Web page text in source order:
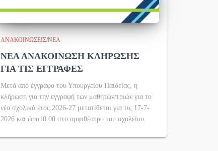
ΑΝΑΚΟΙΝΏΣΕΙΣ/ΝΈΑ
ΝΕΑ ΑΝΑΚΟΙΝΩΣΗ ΚΛΗΡΩΣΗΣ
ΓΙΑ ΤΙΣ ΕΓΓΡΑΦΕΣ
Μετά από έγγραφο του Υπουργείου Παιδείας, η
κλήρωση για την εγγραφή των μαθητών/τριών για το
νέο σχολικό έτος 2026-27 μετατίθεται για τις 17-7-
2026 και ώρα10.00 στο αμφιθέατρο του σχολείου.